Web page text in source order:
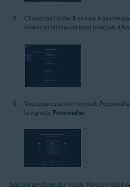
Cliquez sur l'icône X en haut à gauche
revenir au tableau de bord principal
Vous pouvez activer le mode
la vignette Personnalisé.
Les paramètres du mode Personnalisé